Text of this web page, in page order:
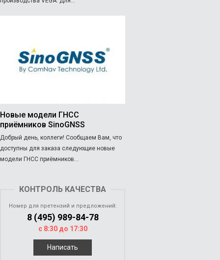
Новые модели ГНСС
приёмников SinoGNSS
Добрый день, коллеги! Сообщаем Вам, что
доступны для заказа следующие новые
модели ГНСС приёмников...
КОНТРОЛЬ КАЧЕСТВА
Номер для претензий и предложений:
8 (495) 989-84-78
с 8:30 до 17:30
Написать